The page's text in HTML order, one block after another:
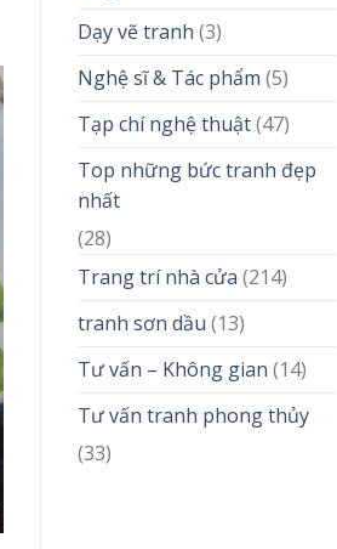
Dạy vẽ tranh (3)
Nghệ sĩ & Tác phẩm (5)
Tạp chí nghệ thuật(47)
Top những bức tranh đẹp
nhất
(28)
Trang trí nhà cửa (214)
tranh sơn dầu (13)
Tư vấn – Không gian (14)
Tư vấn tranh phong thủy
(33)